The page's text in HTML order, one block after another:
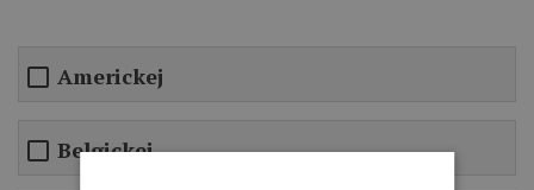
Americkej
Belgickej